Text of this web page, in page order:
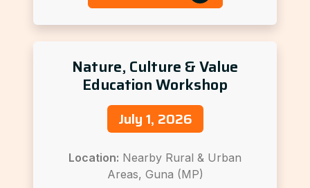
Nature, Culture & Value
Education Workshop
July 1, 2026
Location: Nearby Rural & Urban
Areas, Guna (MP)